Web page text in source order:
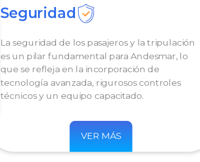
Seguridad
La seguridad de los pasajeros y la tripulación
es un pilar fundamental para Andesmar, lo
que se refleja en la incorporación de
tecnología avanzada, rigurosos controles
técnicos y un equipo capacitado.
VER MÁS